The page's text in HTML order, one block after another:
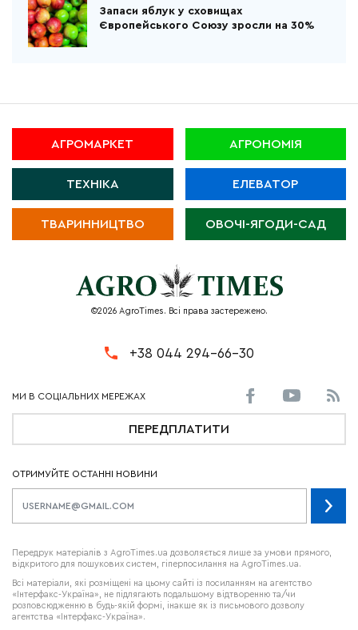
Запаси яблук у сховищах
Європейського Союзу зросли на 30%
АГРОМАРКЕТ АГРОНОМІЯ
ТЕХНІКА ЕЛЕВАТОР
ТВАРИННИЦТВО ОВОЧІ-ЯГОДИ-САД
©2026 AgroTimes. Всі права застережено.
+38 044 294-66-30
ПЕРЕДПЛАТИТИ
ОТРИМУЙТЕ ОСТАННІ НОВИНИ
Передрук матеріалів з AgroTimes.ua дозволяється лише за умови прямого,
відкритого для пошукових систем, гіперпосилання на AgroTimes.ua.
Всі матеріали, які розміщені на цьому сайті із посиланням на агентство
«Інтерфакс-Україна», не підлягають подальшому відтворенню та/чи
розповсюдженню в будь-якій формі, інакше як із письмового дозволу
агентства «Інтерфакс-Україна».